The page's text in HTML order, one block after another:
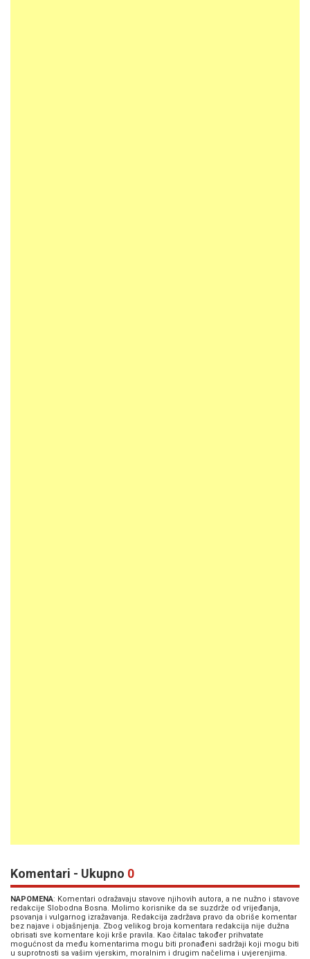
Komentari - Ukupno 0
NAPOMENA: Komentari odražavaju stavove njihovih autora, a ne nužno i stavove
redakcije Slobodna Bosna. Molimo korisnike da se suzdrže od vrijeđanja,
psovanja i vulgarnog izražavanja. Redakcija zadržava pravo da obriše komentar
bez najave i objašnjenja. Zbog velikog broja komentara redakcija nije dužna
obrisati sve komentare koji krše pravila. Kao čitalac također prihvatate
mogućnost da među komentarima mogu biti pronađeni sadržaji koji mogu biti
u suprotnosti sa vašim vjerskim, moralnim i drugim načelima i uvjerenjima.